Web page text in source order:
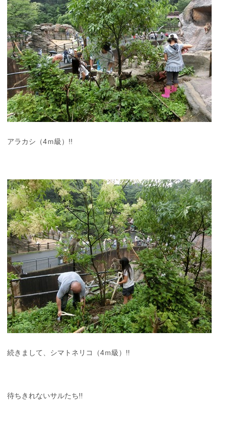
アラカシ（4ｍ級）!!
続きまして、シマトネリコ（4ｍ級）!!
待ちきれないサルたち!!